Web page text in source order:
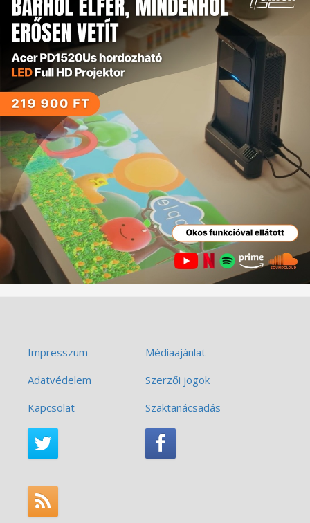
Impresszum
Médiaajánlat
Adatvédelem
Szerzői jogok
Kapcsolat
Szaktanácsadás